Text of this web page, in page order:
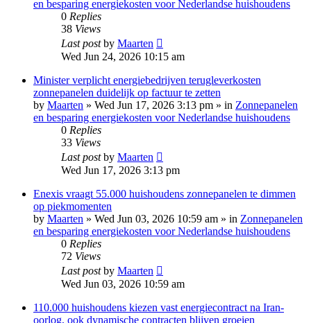
en besparing energiekosten voor Nederlandse huishoudens
0 Replies
38 Views
Last postby Maarten
Wed Jun 24, 2026 10:15 am
Minister verplicht energiebedrijven terugleverkosten
zonnepanelen duidelijk op factuur te zetten
by Maarten » Wed Jun 17, 2026 3:13 pm » in Zonnepanelen
en besparing energiekosten voor Nederlandse huishoudens
0 Replies
33 Views
Last postby Maarten
Wed Jun 17, 2026 3:13 pm
Enexis vraagt 55.000 huishoudens zonnepanelen te dimmen
op piekmomenten
by Maarten » Wed Jun 03, 2026 10:59 am » in Zonnepanelen
en besparing energiekosten voor Nederlandse huishoudens
0 Replies
72 Views
Last postby Maarten
Wed Jun 03, 2026 10:59 am
110.000 huishoudens kiezen vast energiecontract na Iran-
oorlog, ook dynamische contracten blijven groeien